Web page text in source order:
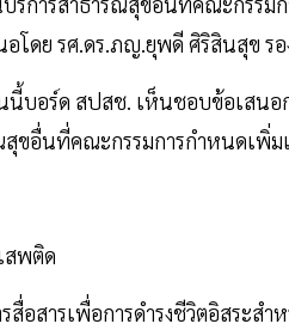
โดย รศ.ดร.ภญ.ยุพดี ศิริสินสุข
นี้บอร์ด สปสช. เห็นชอบข้อเสน
ขอื่นที่คณะกรรมการกำหนดเพิ่ม
สพติด
อสารเพื่อการดำรงชีวิตอิสระส